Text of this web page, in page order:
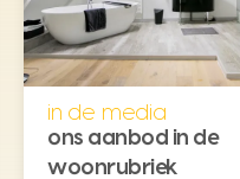
in de media
ons aanbod in de
woonrubriek